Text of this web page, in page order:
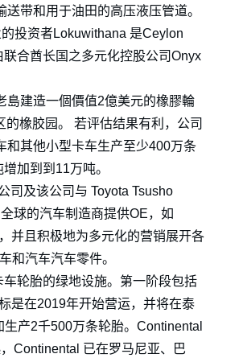
带和用于油田的高压液压管道。
投资者Lokuwithana 是Ceylon
合酋长国之多元化控股公司Onyx
島建造一個價值2億美元的橡膠輪
橡胶园。 若评估结果有利，公司
和其他小型卡车生产至少400万条
加到到11万吨。
司及该公司与 Toyota Tsusho
球的汽车制造商提供OE，如
并且积极地为多元化的营销展开各
和汽车汽车零件。
轮胎的绿地设施。第一阶段包括
是在2019年开始营运，并将在泰
产2千500万条轮胎。Continental
Continental 已在罗马尼亚、巴